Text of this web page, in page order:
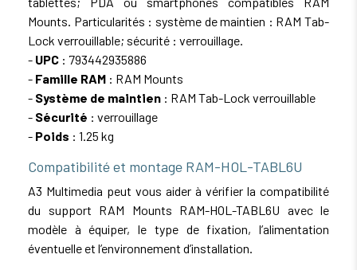
Mounts. Particularités : système de maintien : RAM Tab-
Lock verrouillable; sécurité : verrouillage.
- UPC : 793442935886
- Famille RAM : RAM Mounts
- Système de maintien : RAM Tab-Lock verrouillable
- Sécurité : verrouillage
- Poids : 1.25 kg
Compatibilité et montage RAM-HOL-TABL6U
A3 Multimedia peut vous aider à vérifier la compatibilité
du support RAM Mounts RAM-HOL-TABL6U avec le
modèle à équiper, le type de fixation, l’alimentation
éventuelle et l’environnement d’installation.